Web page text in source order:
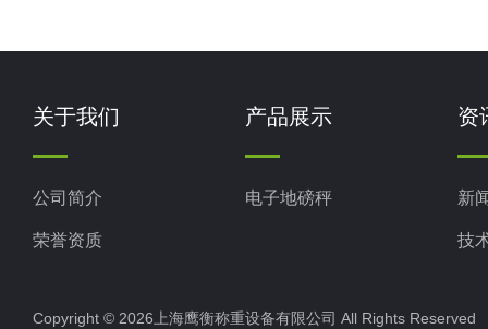
关于我们
公司简介
荣誉资质
产品展示
电子地磅秤
资
新
技
Copyright © 2026上海鹰衡称重设备有限公司 All Rights